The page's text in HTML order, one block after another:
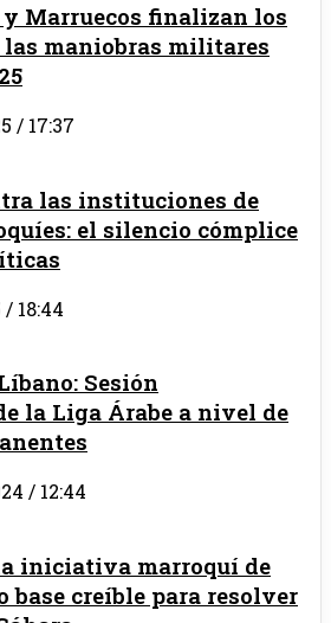
Marruecos finalizan los
maniobras militares
/ 17:37
las instituciones de
el silencio cómplice
18:44
Sesión
la Liga Árabe a nivel de
/ 12:44
iniciativa marroquí de
base creíble para resolver